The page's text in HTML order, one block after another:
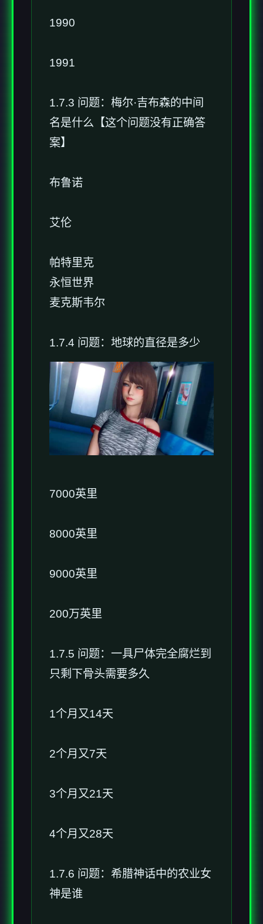
1990
1991
1.7.3 问题：梅尔·吉布森的中间
名是什么【这个问题没有正确答
案】
布鲁诺
艾伦
帕特里克
永恒世界
麦克斯韦尔
1.7.4 问题：地球的直径是多少
7000英里
8000英里
9000英里
200万英里
1.7.5 问题：一具尸体完全腐烂到
只剩下骨头需要多久
1个月又14天
2个月又7天
3个月又21天
4个月又28天
1.7.6 问题：希腊神话中的农业女
神是谁